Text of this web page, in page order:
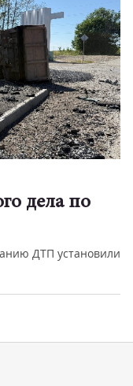
дела по
ДТП установили